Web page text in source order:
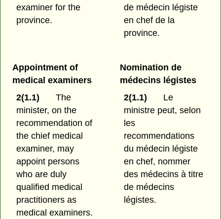
examiner for the
province.
de médecin légiste
en chef de la
province.
Appointment of
medical examiners
2(1.1)
The
minister, on the
recommendation of
the chief medical
examiner, may
appoint persons
who are duly
qualified medical
practitioners as
medical examiners.
Nomination de
médecins légistes
2(1.1)
Le
ministre peut, selon
les
recommendations
du médecin légiste
en chef, nommer
des médecins à titre
de médecins
légistes.